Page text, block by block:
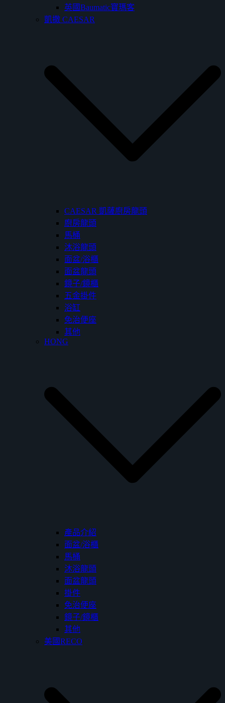
英國Baumatic寶瑪客
凱撒 CAESAR
CAESAR 凱薩廚房龍頭
廚房龍頭
馬桶
沐浴龍頭
面盆/浴櫃
面盆龍頭
鏡子/鏡櫃
五金掛件
浴缸
免治便座
其他
HONG
產品介紹
面盆/浴櫃
馬桶
沐浴龍頭
面盆龍頭
掛件
免治便座
鏡子/鏡櫃
其他
美國RECO